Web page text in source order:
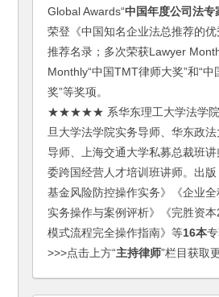
Global Awards“中国年度公司法专
荣登《中国知名企业法总推荐的优
推荐名录；多次荣获Lawyer
Monthly“中国TMT律师大奖”和“
奖”等奖项。
★★★★★ 系华东理工大学法学院
旦大学法学院实务导师、华东政
导师、上海交通大学私募总裁班
委跨国经营人才培训班讲师。出
基金风险防控操作实务》《企业
实务操作与案例评析》《完胜资
模式流程完全操作指南》等16本专
>>>点击上方“主持律师”栏目获取